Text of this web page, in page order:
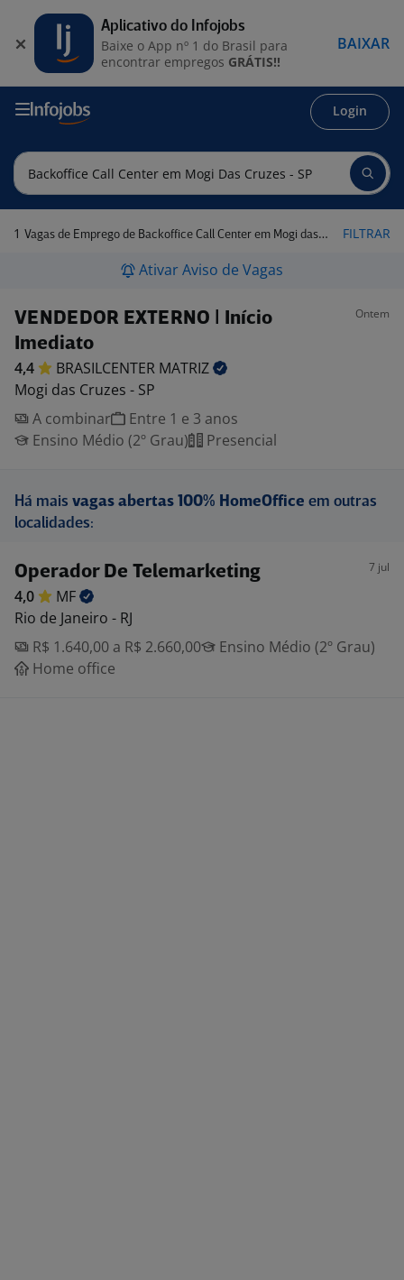
Login
1 Vagas de Emprego de Backoffice Call Center em Mogi das Cruzes - SP FILTRAR
Ativar Aviso de Vagas
VENDEDOR EXTERNO | Início
Imediato
Ontem
4,4 BRASILCENTER MATRIZ
Mogi das Cruzes - SP
A combinar
Entre 1 e 3 anos
Ensino Médio (2º Grau)
Presencial
Há mais vagas abertas 100% HomeOffice em outras
localidades:
Operador De Telemarketing 7 jul
4,0
MF
Rio de Janeiro - RJ
R$ 1.640,00 a R$ 2.660,00
Ensino Médio (2º Grau)
Home office
Aplicativo do Infojobs
Baixe o App nº 1 do Brasil para
encontrar empregos GRÁTIS!!
BAIXAR